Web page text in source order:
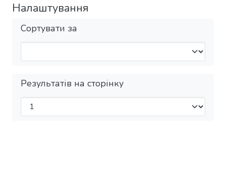
Налаштування
Сортувати за
Результатів на сторінку